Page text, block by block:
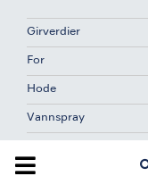
Girverdier
For
Hode
Vannspray
Body Coating